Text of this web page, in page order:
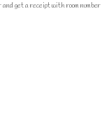
and get a receipt with room number